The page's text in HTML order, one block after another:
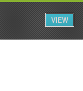
Iniciar Sessão
VIEW